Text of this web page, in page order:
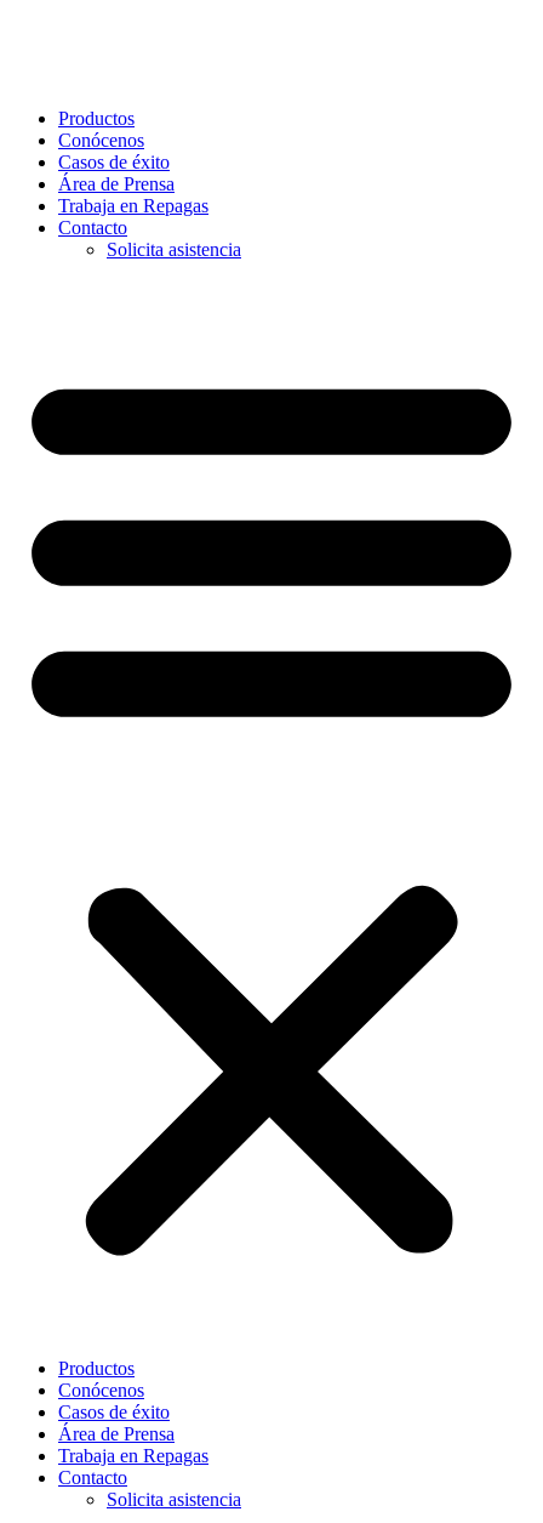
Productos
Conócenos
Casos de éxito
Área de Prensa
Trabaja en Repagas
Contacto
Solicita asistencia
Productos
Conócenos
Casos de éxito
Área de Prensa
Trabaja en Repagas
Contacto
Solicita asistencia